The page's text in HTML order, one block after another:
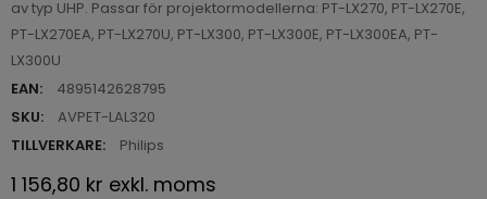
av typ UHP. Passar för projektormodellerna: PT-LX270, PT-LX270E,
PT-LX270EA, PT-LX270U, PT-LX300, PT-LX300E, PT-LX300EA, PT-
LX300U
EAN:
4895142628795
SKU:
AVPET-LAL320
TILLVERKARE:
Philips
1 156,80 kr exkl. moms